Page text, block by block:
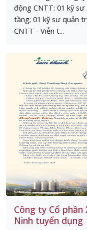
động CNTT: 01 kỹ
tầng; 01 kỹ sư quản
CNTT - Viễn t...
Công ty Cổ phần
Ninh tuyển dụng